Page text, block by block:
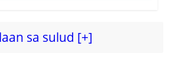
sa sulud [+]